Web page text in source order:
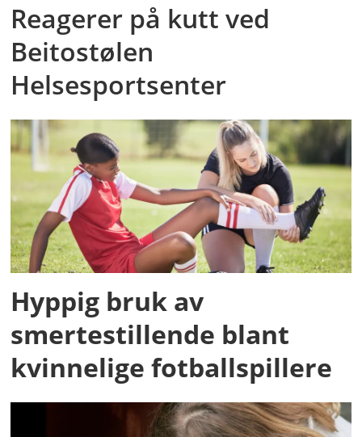
Reagerer på kutt ved
Beitostølen
Helsesportsenter
Hyppig bruk av
smertestillende blant
kvinnelige fotballspillere